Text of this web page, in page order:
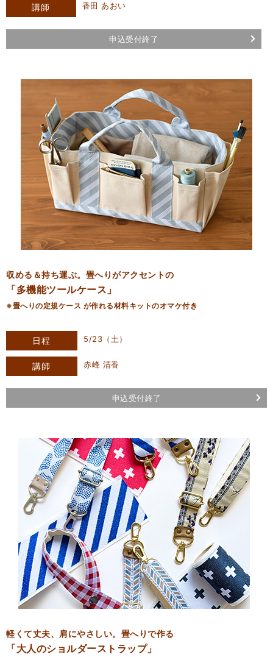
講師 香田 あおい
申込受付終了
収める＆持ち運ぶ。畳へりがアクセントの
「多機能ツールケース」
※畳へりの定規ケース が作れる材料キットのオマケ付き
日程 5/23（土）
講師 赤峰 清香
申込受付終了
軽くて丈夫、肩にやさしい。畳へりで作る
「大人のショルダーストラップ」